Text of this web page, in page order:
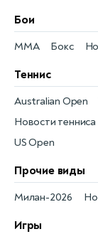
Бои
MMA Бокс
Теннис
Новости тенниса
Australian Open
US Open
Прочие виды
Милан-2026
Игры